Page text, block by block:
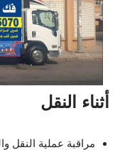
أثناء النقل
مراقبة عملية النقل